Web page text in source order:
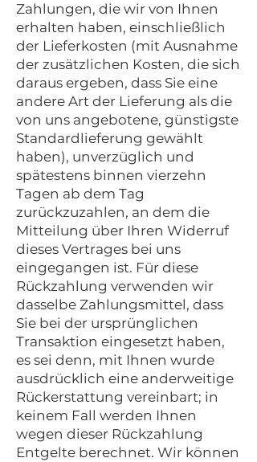
Zahlungen, die wir von Ihnen
erhalten haben, einschließlich
der Lieferkosten (mit Ausnahme
der zusätzlichen Kosten, die sich
daraus ergeben, dass Sie eine
andere Art der Lieferung als die
von uns angebotene, günstigste
Standardlieferung gewählt
haben), unverzüglich und
spätestens binnen vierzehn
Tagen ab dem Tag
zurückzuzahlen, an dem die
Mitteilung über Ihren Widerruf
dieses Vertrages bei uns
eingegangen ist. Für diese
Rückzahlung verwenden wir
dasselbe Zahlungsmittel, dass
Sie bei der ursprünglichen
Transaktion eingesetzt haben,
es sei denn, mit Ihnen wurde
ausdrücklich eine anderweitige
Rückerstattung vereinbart; in
keinem Fall werden Ihnen
wegen dieser Rückzahlung
Entgelte berechnet. Wir können